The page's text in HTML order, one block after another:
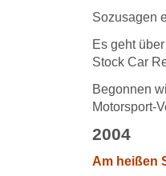
Sozusagen
Es geht
Stock Car
Begonnen
Motorsport-
2004
Am heißen